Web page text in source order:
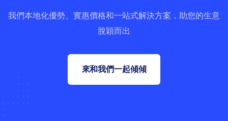
我們本地化優勢、實惠價格和一站式解決方案，助您的生意
脫穎而出
來和我們一起傾傾